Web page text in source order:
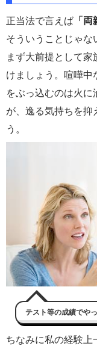
正当法で言えば 「
そういうことじゃな
まず大前提として
けましょう。喧嘩中
をぶっ込むのは火
が、逸る気持ちを抑
う。
テスト等の成績でや
ちなみに私の経験上